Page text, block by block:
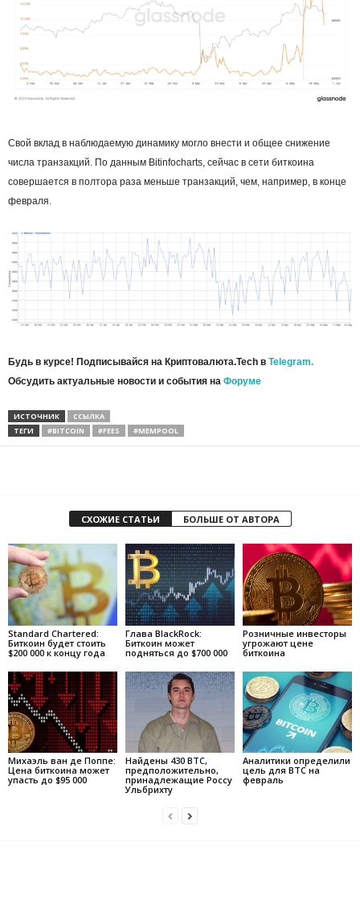
Свой вклад в наблюдаемую динамику могло внести и общее снижение
числа транзакций. По данным Bitinfocharts, сейчас в сети биткоина
совершается в полтора раза меньше транзакций, чем, например, в конце
февраля.
Будь в курсе! Подписывайся на Криптовалюта.Tech в Telegram.
Обсудить актуальные новости и события на Форуме
ИСТОЧНИК
ССЫЛКА
ТЕГИ
#BITCOIN #FEES #MEMPOOL
СХОЖИЕ СТАТЬИ БОЛЬШЕ ОТ АВТОРА
Standard Chartered:
Биткоин будет стоить
$200 000 к концу года
Глава BlackRock:
Биткоин может
подняться до $700 000
Розничные инвесторы
угрожают цене
биткоина
Михаэль ван де Поппе:
Цена биткоина может
упасть до $95 000
Найдены 430 BTC,
предположительно,
принадлежащие Россу
Ульбрихту
Аналитики определили
цель для BTC на
февраль